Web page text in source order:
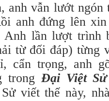
anh vẫn lướt ngón
anh đứng lên
Anh lần lượt trình
từ đối đáp) từng
cẩn trọng, anh
trong Đại Việt
viết thế này,